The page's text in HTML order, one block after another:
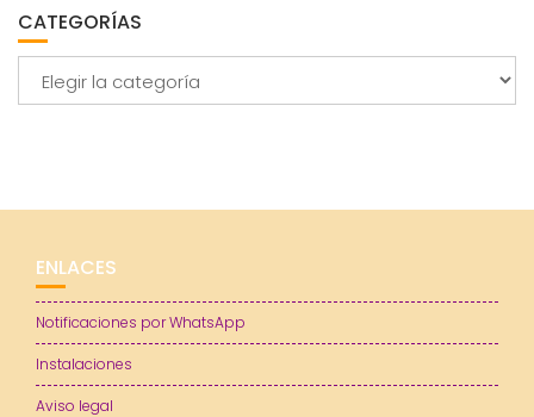
CATEGORÍAS
ENLACES
Notificaciones por WhatsApp
Instalaciones
Aviso legal